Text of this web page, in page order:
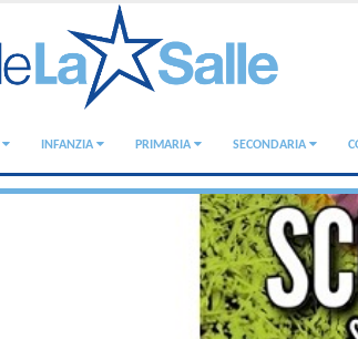
INFANZIA PRIMARIA SECONDARIA